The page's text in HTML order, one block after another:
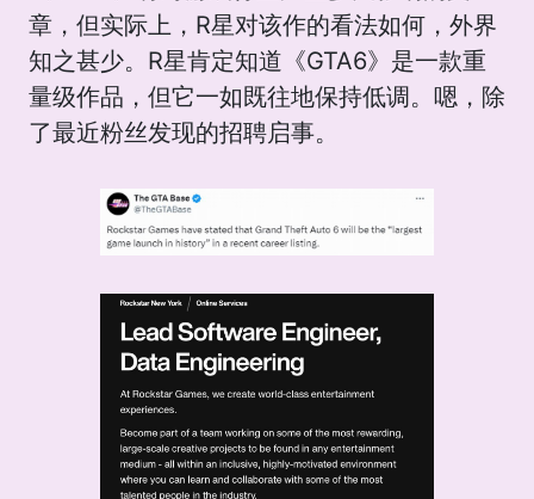
章，但实际上，R星对该作的看法如何，外界
知之甚少。R星肯定知道《GTA6》是一款重
量级作品，但它一如既往地保持低调。嗯，除
了最近粉丝发现的招聘启事。